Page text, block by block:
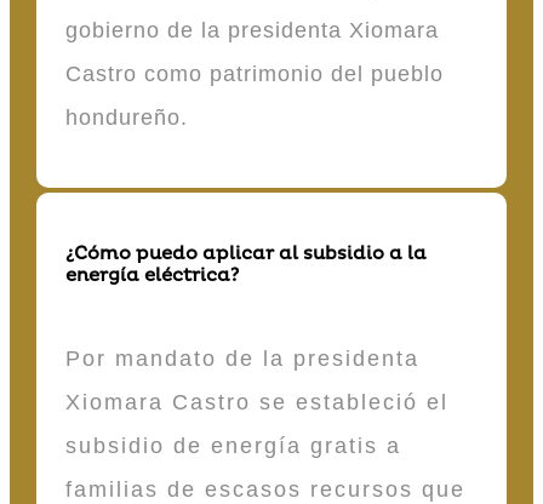
gobierno de la presidenta Xiomara
Castro como patrimonio del pueblo
hondureño.
¿Cómo puedo aplicar al subsidio a la
energía eléctrica?
Por mandato de la presidenta
Xiomara Castro se estableció el
subsidio de energía gratis a
familias de escasos recursos que